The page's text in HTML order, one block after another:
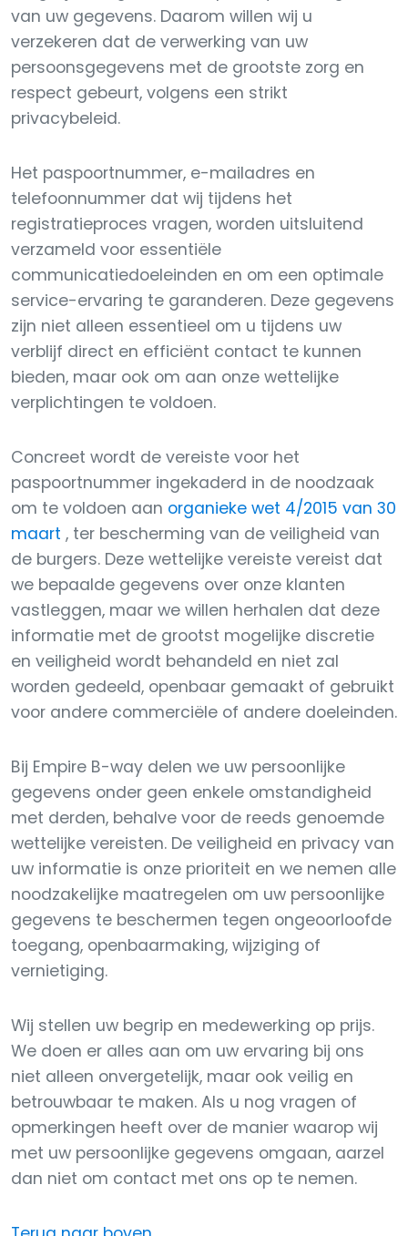
van uw gegevens. Daarom willen wij u
verzekeren dat de verwerking van uw
persoonsgegevens met de grootste zorg en
respect gebeurt, volgens een strikt
privacybeleid.
Het paspoortnummer, e-mailadres en
telefoonnummer dat wij tijdens het
registratieproces vragen, worden uitsluitend
verzameld voor essentiële
communicatiedoeleinden en om een optimale
service-ervaring te garanderen. Deze gegevens
zijn niet alleen essentieel om u tijdens uw
verblijf direct en efficiënt contact te kunnen
bieden, maar ook om aan onze wettelijke
verplichtingen te voldoen.
Concreet wordt de vereiste voor het
paspoortnummer ingekaderd in de noodzaak
om te voldoen aan organieke wet 4/2015 van 30
maart , ter bescherming van de veiligheid van
de burgers. Deze wettelijke vereiste vereist dat
we bepaalde gegevens over onze klanten
vastleggen, maar we willen herhalen dat deze
informatie met de grootst mogelijke discretie
en veiligheid wordt behandeld en niet zal
worden gedeeld, openbaar gemaakt of gebruikt
voor andere commerciële of andere doeleinden.
Bij Empire B-way delen we uw persoonlijke
gegevens onder geen enkele omstandigheid
met derden, behalve voor de reeds genoemde
wettelijke vereisten. De veiligheid en privacy van
uw informatie is onze prioriteit en we nemen alle
noodzakelijke maatregelen om uw persoonlijke
gegevens te beschermen tegen ongeoorloofde
toegang, openbaarmaking, wijziging of
vernietiging.
Wij stellen uw begrip en medewerking op prijs.
We doen er alles aan om uw ervaring bij ons
niet alleen onvergetelijk, maar ook veilig en
betrouwbaar te maken. Als u nog vragen of
opmerkingen heeft over de manier waarop wij
met uw persoonlijke gegevens omgaan, aarzel
dan niet om contact met ons op te nemen.